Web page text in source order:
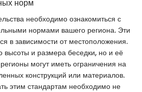
норм
необходимо ознакомиться с
нормами вашего региона. Эти
в зависимости от местоположения.
высоты и размера беседки, но и её
могут иметь ограничения на
конструкций или материалов.
этим стандартам необходимо не